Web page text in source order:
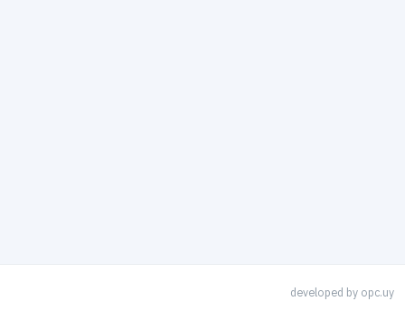
developed by opc.uy